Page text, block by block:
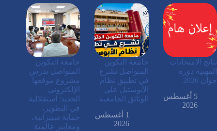
نتائج الامتحانات
المهنية دورة
جوان 2026
5 أغسطس
2026
جامعة التكوين
المتواصل تشرع
في تطبيق نظام
الأبوستيل على
الوثائق الجامعية
1 أغسطس
2026
جامعة التكوين
المتواصل تدرس
مشروع موقعها
الإلكتروني
الجديد: استقلالية
في التطوير،
حماية سيبرانية،
ومعايير عالمية